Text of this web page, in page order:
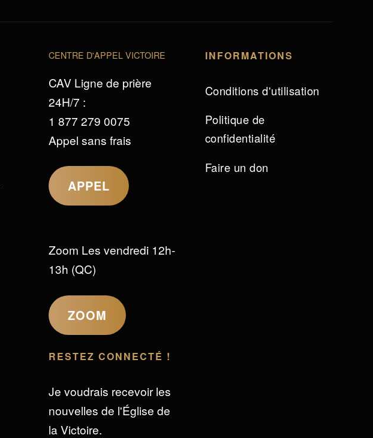
CENTRE D'APPEL VICTOIRE
CAV Ligne de prière
24H/7 :
1 877 279 0075
Appel sans frais
APPEL
Zoom Les vendredi 12h-
13h (QC)
ZOOM
RESTEZ CONNECTÉ !
Je voudrais recevoir les
nouvelles de l'Église de
la Victoire.
INFORMATIONS
Conditions d'utilisation
Politique de
confidentialité
Faire un don